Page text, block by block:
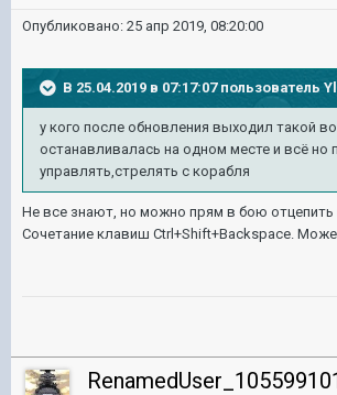
Опубликовано: 25 апр 2019, 08:20:00
В 25.04.2019 в 07:17:07 пользователь
у кого после обновления выходил такой
останавливалась на одном месте и всё но
управлять,стрелять с корабля
Не все знают, но можно прям в бою отцепить
Сочетание клавиш Ctrl+Shift+Backspace.